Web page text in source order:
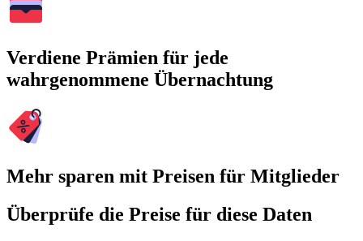
Verdiene Prämien für jede
wahrgenommene Übernachtung
Mehr sparen mit Preisen für Mitglieder
Überprüfe die Preise für diese Daten